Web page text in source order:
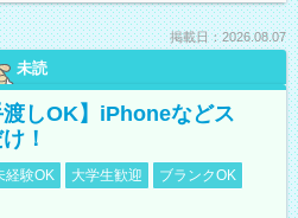
掲載日：2026.08.07
未読
渡しOK】iPhoneなどス
！
経験OK 大学生歓迎
ブランクOK